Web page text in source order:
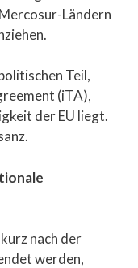
Ländern
Teil,
(iTA),
der EU liegt.
nach der
werden,